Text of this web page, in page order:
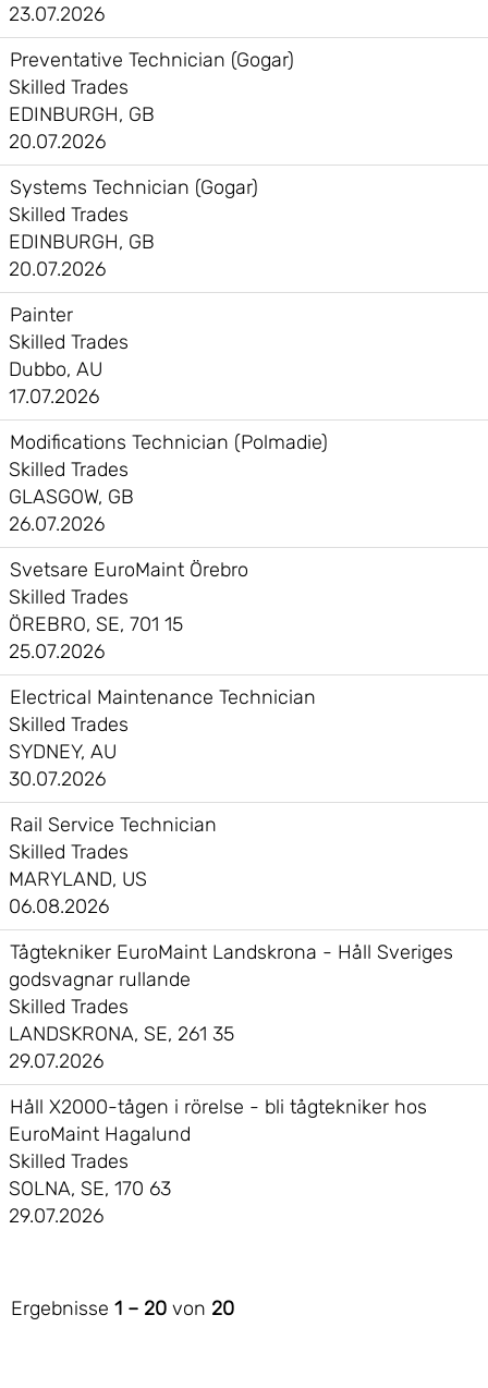
23.07.2026
Preventative Technician (Gogar)
Skilled Trades
EDINBURGH, GB
20.07.2026
Systems Technician (Gogar)
Skilled Trades
EDINBURGH, GB
20.07.2026
Painter
Skilled Trades
Dubbo, AU
17.07.2026
Modifications Technician (Polmadie)
Skilled Trades
GLASGOW, GB
26.07.2026
Svetsare EuroMaint Örebro
Skilled Trades
ÖREBRO, SE, 701 15
25.07.2026
Electrical Maintenance Technician
Skilled Trades
SYDNEY, AU
30.07.2026
Rail Service Technician
Skilled Trades
MARYLAND, US
06.08.2026
Tågtekniker EuroMaint Landskrona - Håll Sveriges
godsvagnar rullande
Skilled Trades
LANDSKRONA, SE, 261 35
29.07.2026
Håll X2000-tågen i rörelse - bli tågtekniker hos
EuroMaint Hagalund
Skilled Trades
SOLNA, SE, 170 63
29.07.2026
Ergebnisse 1 – 20 von 20